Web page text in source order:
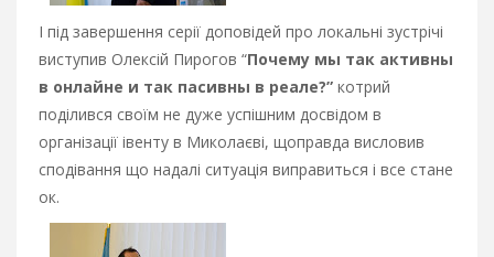
І під завершення серії доповідей про локальні зустрічі
виступив Олексій Пирогов “Почему мы так активны
в онлайне и так пасивны в реале?” котрий
поділився своїм не дуже успішним досвідом в
організації івенту в Миколаєві, щоправда висловив
сподівання що надалі ситуація виправиться і все стане
ок.